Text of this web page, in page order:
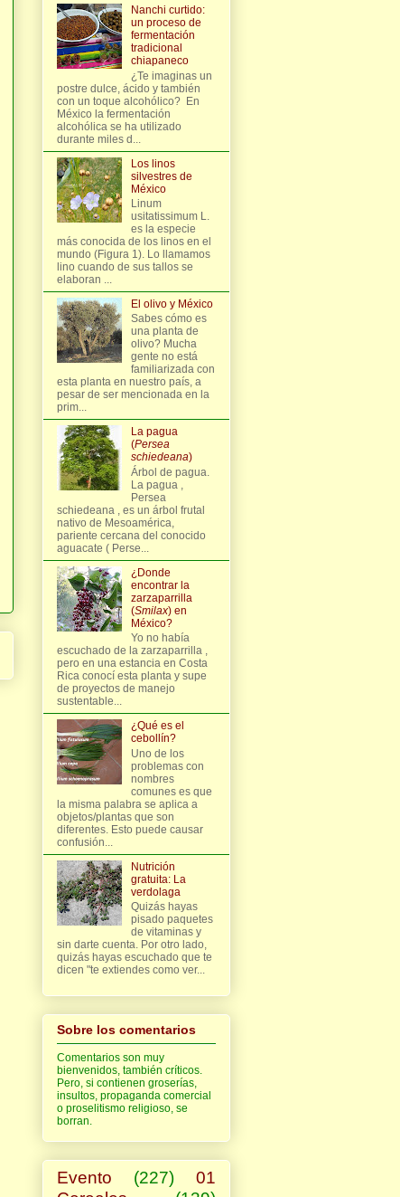
Nanchi curtido:
un proceso de
fermentación
tradicional
chiapaneco
¿Te imaginas un
postre dulce, ácido y también
con un toque alcohólico? En
México la fermentación
alcohólica se ha utilizado
durante miles d...
Los linos
silvestres de
México
Linum
usitatissimum L.
es la especie
más conocida de los linos en el
mundo (Figura 1). Lo llamamos
lino cuando de sus tallos se
elaboran ...
El olivo y México
Sabes cómo es
una planta de
olivo? Mucha
gente no está
familiarizada con
esta planta en nuestro país, a
pesar de ser mencionada en la
prim...
La pagua
(Persea
schiedeana)
Árbol de pagua.
La pagua ,
Persea
schiedeana , es un árbol frutal
nativo de Mesoamérica,
pariente cercana del conocido
aguacate ( Perse...
¿Donde
encontrar la
zarzaparrilla
(Smilax) en
México?
Yo no había
escuchado de la zarzaparrilla ,
pero en una estancia en Costa
Rica conocí esta planta y supe
de proyectos de manejo
sustentable...
¿Qué es el
cebollín?
Uno de los
problemas con
nombres
comunes es que
la misma palabra se aplica a
objetos/plantas que son
diferentes. Esto puede causar
confusión...
Nutrición
gratuita: La
verdolaga
Quizás hayas
pisado paquetes
de vitaminas y
sin darte cuenta. Por otro lado,
quizás hayas escuchado que te
dicen "te extiendes como ver...
Sobre los comentarios
Comentarios son muy
bienvenidos, también críticos.
Pero, si contienen groserías,
insultos, propaganda comercial
o proselitismo religioso, se
borran.
Evento (227)
01